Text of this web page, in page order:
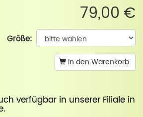
79,00 €
Größe:
In den Warenkorb
verfügbar in unserer Filiale in
.